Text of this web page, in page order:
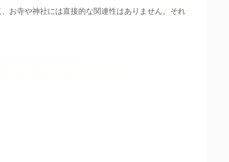
お寺や神社には直接的な関連性はありません。それ